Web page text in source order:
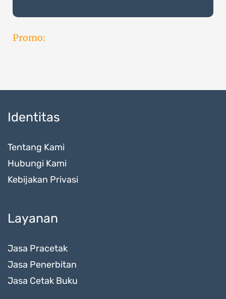
Promo:
Identitas
Tentang Kami
Hubungi Kami
Kebijakan Privasi
Layanan
Jasa Pracetak
Jasa Penerbitan
Jasa Cetak Buku